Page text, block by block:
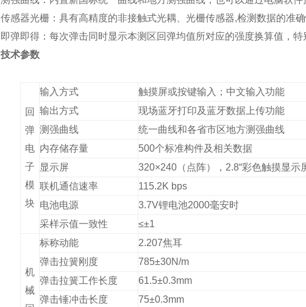
传感器光栅：具有高精度的非接触式光耦、光栅传感器,检测数据的准确
即弹即得：每次弹击同时显示本测区回弹均值所对应的强度换算值，特
技术参数
回
弹
电
子
模
块
输入方式
触摸屏或按键输入；中文输入功能
输出方式
现场蓝牙打印及蓝牙数据上传功能
测强曲线
统一曲线和各省市区地方测强曲线
内存储存量
500个标准构件及相关数据
显示屏
320×240（点阵），2.8“彩色触摸显示
联机通信速率
115.2K bps
电池电源
3.7V锂电池2000毫安时
采样示值一致性
≤±1
机
械
标称动能
2.207焦耳
弹击拉簧刚度
785±30N/m
弹击拉簧工作长度
61.5±0.3mm
弹击锤冲击长度
75±0.3mm